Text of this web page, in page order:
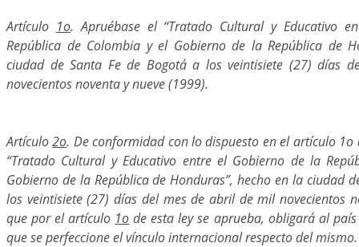
Artículo 1o. Apruébase el “Tratado Cultural y Educativo
República de Colombia y el Gobierno de la República de
ciudad de Santa Fe de Bogotá a los veintisiete (27) días
novecientos noventa y nueve (1999).
Artículo2o. De conformidad con lo dispuesto en el artículo 1o
“Tratado Cultural y Educativo entre el Gobierno de la
Gobierno de la República de Honduras”, hecho en la ciudad
los veintisiete (27) días del mes de abril de mil novecientos
que por el artículo 1o de esta ley se aprueba, obligará al
que se perfeccione el vínculo internacional respecto del mismo.